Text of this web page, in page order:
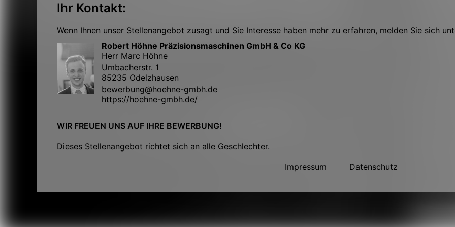
Ihr Kontakt:
Wenn Ihnen unser Stellenangebot zusagt und Sie Interesse haben mehr zu erfahren, melden Sie sich
Robert Höhne Präzisionsmaschinen GmbH & Co KG
Herr Marc Höhne
Umbacherstr. 1
85235 Odelzhausen
bewerbung@hoehne-gmbh.de
https://hoehne-gmbh.de/
WIR FREUEN UNS AUF IHRE BEWERBUNG!
Dieses Stellenangebot richtet sich an alle Geschlechter.
Impressum
Datenschutz